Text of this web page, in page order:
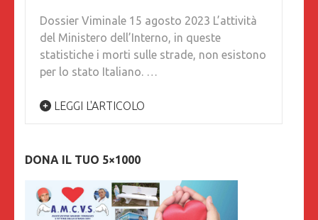
Dossier Viminale 15 agosto 2023 L’attività
del Ministero dell’Interno, in queste
statistiche i morti sulle strade, non esistono
per lo stato Italiano. …
LEGGI L'ARTICOLO
DONA IL TUO 5×1000